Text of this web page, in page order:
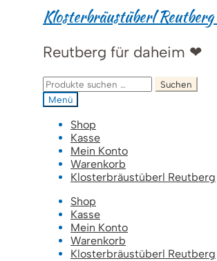
Zur
Navigation
Zum
Inhalt
Klosterbräustüberl
Reutberg für daheim ❤
Suchen
nach:
Suchen
Menü
Shop
Kasse
Mein Konto
Warenkorb
Klosterbräustüberl Reutberg
Shop
Kasse
Mein Konto
Warenkorb
Klosterbräustüberl Reutberg